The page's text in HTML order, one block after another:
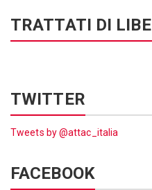
TRATTATI DI
TWITTER
Tweets by @attac_italia
FACEBOOK